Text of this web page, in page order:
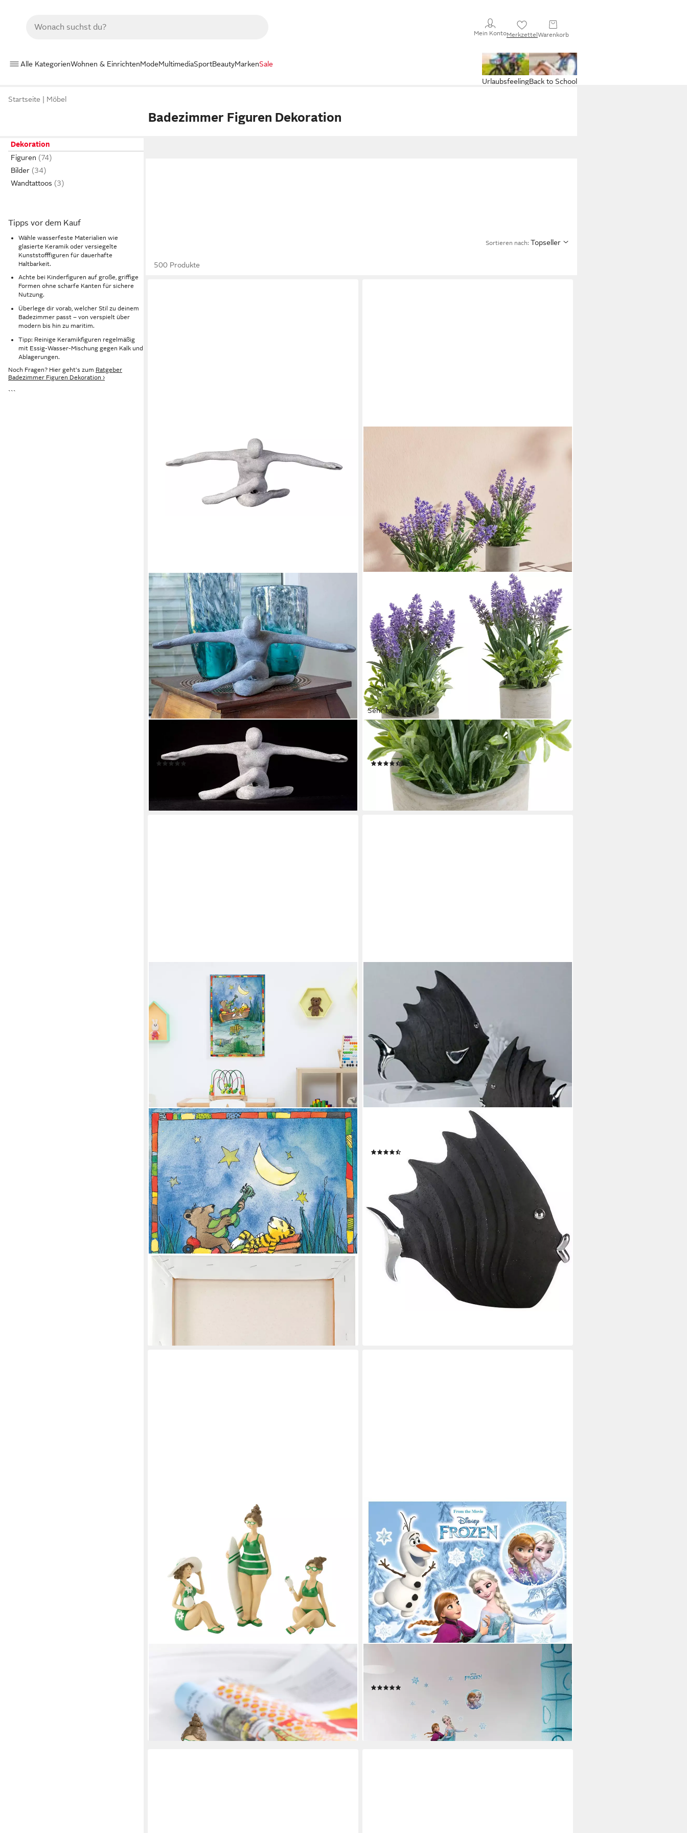
Mein KontoMerkzettelWarenkorb
Alle KategorienWohnen & EinrichtenModeMultimediaSportBeautyMarkenSale
Back to School
Urlaubsfeeling
Startseite Möbel
Badezimmer Figuren Dekoration
Dekoration
Figuren
Bilder
Wandtattoos
Tipps vor dem Kauf
Wähle wasserfeste Materialien wie
glasierte Keramik oder versiegelte
Kunststofffiguren für dauerhafte
Haltbarkeit.
Achte bei Kinderfiguren auf große, griffige
Formen ohne scharfe Kanten für sichere
Nutzung.
Überlege dir vorab, welcher Stil zu deinem
Badezimmer passt – von verspielt über
modern bis hin zu maritim.
Tipp: Reinige Keramikfiguren regelmäßig
mit Essig-Wasser-Mischung gegen Kalk und
Ablagerungen.
Noch Fragen? Hier geht's zum Ratgeber
Badezimmer Figuren Dekoration ›
```
Sortieren nach: Topseller
500 Produkte
Dekofigur IDYL Sandstein-Skulptur Flying Man, Diese
Figuren fallen auf durch ihre Schlichtheit und Eleganz
lieferbar - in 5-6 Werktagen bei dir
Sehr beliebt
OTTO HOME
Kunstpflanze Effetamo Lavendel, Höhe 23 cm, im Topf, 2er
Set
(27)
21,99 € UVP27,99 €
lieferbar - in 3-4 Werktagen bei dir
LUCKYLINDE
Leinwandbild Der kleine Tiger und der kleine Bär im Boot,
Schiffe, Teddy, Tiere, Tiger, little star (1 St), Exklusive
Tierfigur Figur Fisch (1 St), Schwarze Steinoptik mit
UVP42,95 €
lieferbar - in 2-3 Werktagen bei dir
Dekofigur Dekofiguren Sunny Girls 3er Set Badefiguren
Sitzend 18 cm (3 St)
39,99 €
UVP 59,99 €
lieferbar - in 4-5 Werktagen bei dir
Wandtattoo Anna und Elsa - Größe 50 x 70 cm (15 St),
selbstklebend, Wandsticker, Kinderzimmer
lieferbar - in 6-8 Werktagen bei dir